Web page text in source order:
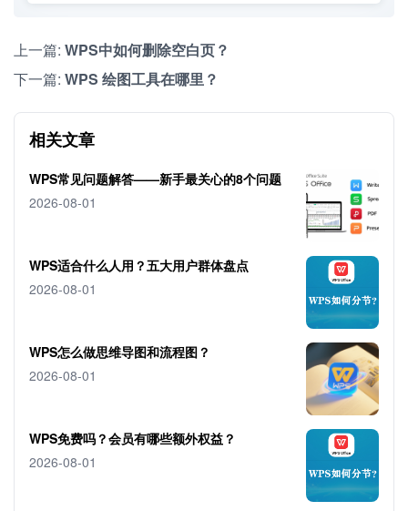
上一篇: WPS中如何删除空白页？
下一篇: WPS 绘图工具在哪里？
相关文章
WPS常见问题解答——新手最关心的8个问题
2026-08-01
WPS适合什么人用？五大用户群体盘点
2026-08-01
WPS怎么做思维导图和流程图？
2026-08-01
WPS免费吗？会员有哪些额外权益？
2026-08-01